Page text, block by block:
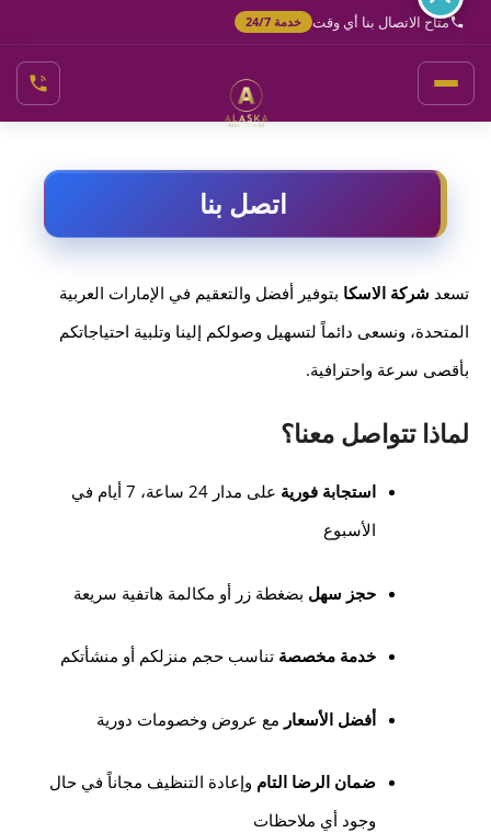
تخطي
المحتوى
متاح الاتصال بنا أي وقت خدمة 24/7
اتصل بنا
تسعد شركة الاسكا بتوفير أفضل والتعقيم في الإمارات العربية
المتحدة، ونسعى دائماً لتسهيل وصولكم إلينا وتلبية احتياجاتكم
بأقصى سرعة واحترافية.
لماذا تتواصل معنا؟
استجابة فورية
على مدار 24 ساعة، 7 أيام في
الأسبوع
حجز سهل بضغطة زر أو مكالمة هاتفية سريعة
خدمة مخصصة تناسب حجم منزلكم أو منشأتكم
أفضل الأسعار مع عروض وخصومات دورية
ضمان الرضا التام وإعادة التنظيف مجاناً في حال
وجود أي ملاحظات